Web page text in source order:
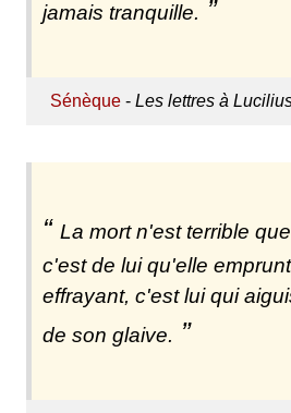
jamais tranquille.
Sénèque- Les lettres à
La mort n'est terrible
c'est de lui qu'elle
effrayant, c'est lui qui
de son glaive.